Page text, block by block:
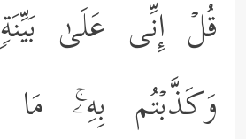
قُلۡ إِنِّی عَلَىٰ
وَكَذَّبۡتُم بِهِۦۚ